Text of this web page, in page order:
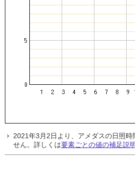
2021年3月2日より、アメダスの日照
せん。詳しくは要素ごとの値の補足説